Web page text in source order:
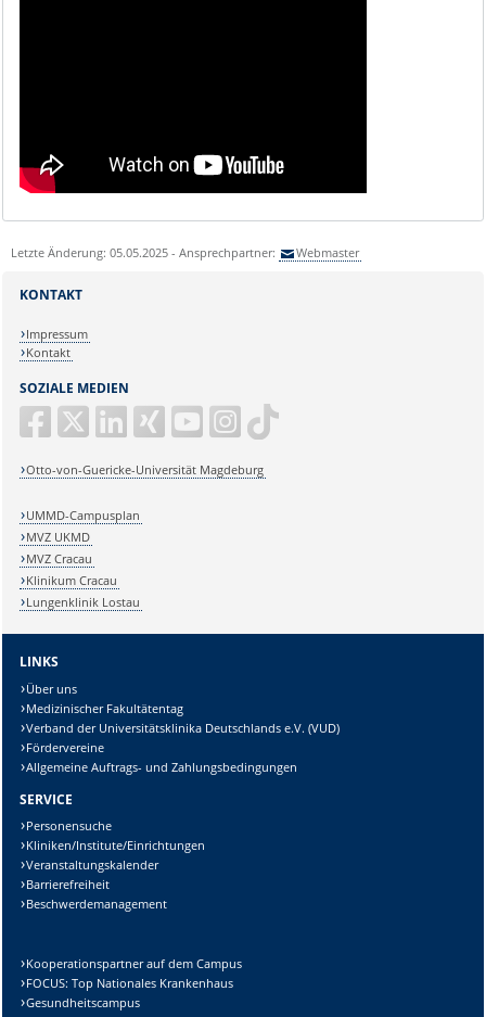
Letzte Änderung: 05.05.2025 - Ansprechpartner: Webmaster
SOZIALE MEDIEN
Otto-von-Guericke-Universität Magdeburg
KONTAKT
Impressum
Kontakt
UMMD-Campusplan
MVZ UKMD
MVZ Cracau
Klinikum Cracau
Lungenklinik Lostau
LINKS
Über uns
Medizinischer Fakultätentag
Verband der Universitätsklinika Deutschlands e.V. (VUD)
Fördervereine
Allgemeine Auftrags- und Zahlungsbedingungen
SERVICE
Personensuche
Kliniken/Institute/Einrichtungen
Veranstaltungskalender
Barrierefreiheit
Beschwerdemanagement
Kooperationspartner auf dem Campus
FOCUS: Top Nationales Krankenhaus
Gesundheitscampus